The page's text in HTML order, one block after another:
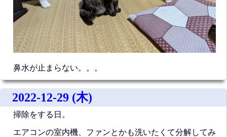
鼻水が止まらない。。。
2022-12-29 (木)
掃除をする日。
エアコンの室内機、ファンとかも洗いたくて分解してみ